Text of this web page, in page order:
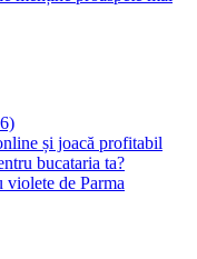
și joacă profitabil
bucataria ta?
violete de Parma